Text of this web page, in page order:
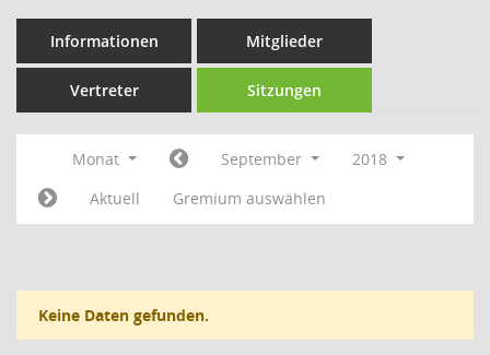
Informationen Mitglieder
Vertreter Sitzungen
Monat September
2018
Aktuell
Gremium auswählen
Keine Daten gefunden.